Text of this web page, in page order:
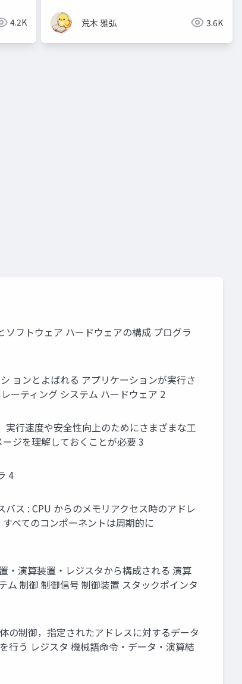
4.2K 荒木 雅弘 3.6K
フトウェア ハードウェアの構成 プログラ
ョンとよばれる アプリケーションが実行さ
ティング システム ハードウェア 2
行速度や安全性向上のためにさまざまな工
ジを理解しておくことが必要 3
4
ス : CPU からのメモリアクセス時のアドレ
べてのコンポーネントは周期的に
・演算装置・レジスタから構成される 演算
制御 制御信号 制御装置 スタックポインタ
の制御，指定されたアドレスに対するデータ
行う レジスタ 機械語命令・データ・演算結